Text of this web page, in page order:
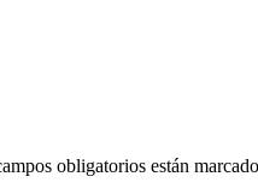
obligatorios están